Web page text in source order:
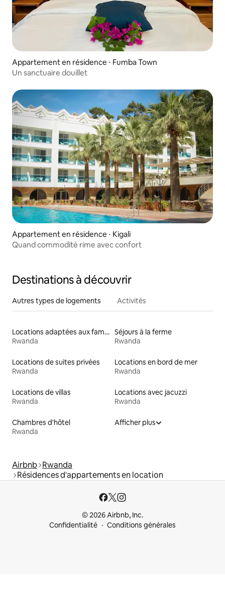
Appartement en résidence ⋅ Fumba Town
Un sanctuaire douillet
Appartement en résidence ⋅ Kigali
Quand commodité rime avec confort
Destinations à découvrir
Autres types de logements Activités
Locations adaptées aux familles
Rwanda
Séjours à la ferme
Rwanda
Locations de suites privées
Rwanda
Locations en bord de mer
Rwanda
Locations de villas
Rwanda
Locations avec jacuzzi
Rwanda
Chambres d'hôtel
Rwanda
Afficher plus
Airbnb Rwanda
Résidences d'appartements en location
© 2026 Airbnb, Inc.
Confidentialité
Conditions générales